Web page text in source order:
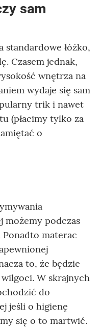
sam
standardowe łóżko,
Czasem jednak,
wnętrza na
wydaje się sam
trik i nawet
(płacimy tylko za
o
możemy podczas
Ponadto materac
to, że będzie
W skrajnych
do
jeśli o higienę
się o to martwić.